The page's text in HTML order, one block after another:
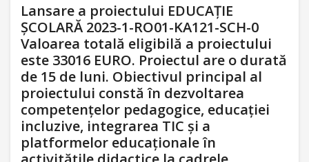
Lansare a proiectului EDUCAȚIE
ȘCOLARĂ 2023-1-RO01-KA121-SCH-0
Valoarea totală eligibilă a proiectului
este 33016 EURO. Proiectul are o durată
de 15 de luni. Obiectivul principal al
proiectului constă în dezvoltarea
competenţelor pedagogice, educației
incluzive, integrarea TIC și a
platformelor educaționale în